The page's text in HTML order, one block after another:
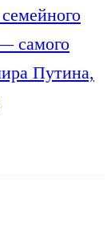
самого
Путина,